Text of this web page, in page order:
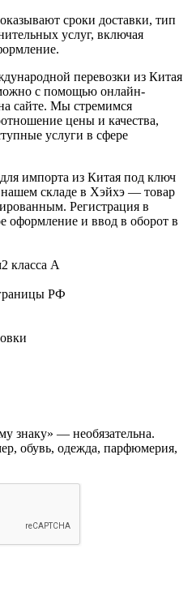
сроки доставки, тип
услуг, включая
перевозки из Китая
с помощью онлайн-
сайте. Мы стремимся
цены и качества,
услуги в сфере
импорта из Китая под ключ
складе в Хэйхэ — товар
Регистрация в
оформление и ввод в оборот в
класса А
РФ
знаку» — необязательна.
обувь, одежда, парфюмерия,